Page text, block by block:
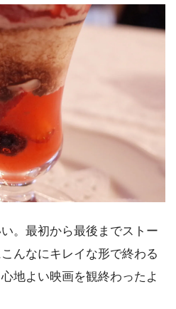
。最初から最後までストー
んなにキレイな形で終わる
地よい映画を観終わったよ